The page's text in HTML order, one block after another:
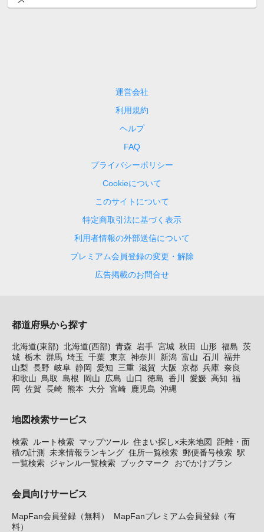
運営会社
利用規約
ヘルプ
FAQ
プライバシーポリシー
Cookieについて
このサイトについて
特定商取引法に基づく表示
利用者情報の外部送信について
プレミアム会員登録の変更・解除
広告掲載のお問合せ
都道府県から探す
北海道(東部) 北海道(西部) 青森 岩手 宮城 秋田 山形 福島 茨
城 栃木 群馬 埼玉 千葉 東京 神奈川 新潟 富山 石川
福井
山梨 長野 岐阜 静岡 愛知 三重 滋賀 大阪 京都 兵庫 奈良
和歌山
鳥取 島根 岡山 広島 山口 徳島 香川 愛媛 高知 福
岡
佐賀 長崎 熊本 大分 宮崎 鹿児島 沖縄
地図検索サービス
検索 ルート検索 マップツール 住まい探し×未来地図
距離・面
積の計測
未来情報ランキング 住所一覧検索 郵便番号検索 駅
一覧検索 ジャンル一覧検索 ブックマーク おでかけプラン
会員向けサービス
MapFan会員登録（無料）
MapFanプレミアム会員登録（有
料）